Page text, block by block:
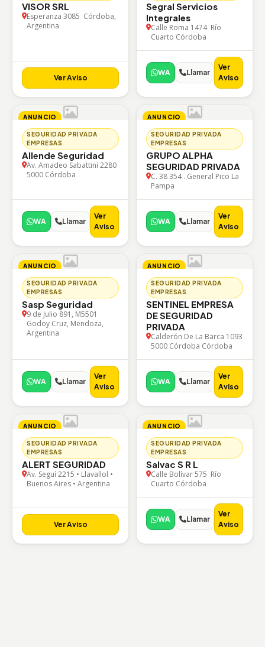
VISOR SRL
Esperanza 3085 Córdoba,
Argentina
Ver Aviso
Segral Servicios
Integrales
Calle Roma 1474 Río
Cuarto Córdoba
WA Llamar
Ver
Aviso
ANUNCIO
SEGURIDAD PRIVADA
EMPRESAS
Allende Seguridad
Av. Amadeo Sabattini 2280
5000 Córdoba
WA Llamar
Ver
Aviso
ANUNCIO
SEGURIDAD PRIVADA
EMPRESAS
GRUPO ALPHA
SEGURIDAD PRIVADA
C. 38 354 . General Pico La
Pampa
WA Llamar
Ver
Aviso
ANUNCIO
SEGURIDAD PRIVADA
EMPRESAS
Sasp Seguridad
9 de Julio 891, M5501
Godoy Cruz, Mendoza,
Argentina
WA Llamar
Ver
Aviso
ANUNCIO
SEGURIDAD PRIVADA
EMPRESAS
SENTINEL EMPRESA
DE SEGURIDAD
PRIVADA
Calderón De La Barca 1093
5000 Córdoba Córdoba
WA Llamar
Ver
Aviso
ANUNCIO
SEGURIDAD PRIVADA
EMPRESAS
ALERT SEGURIDAD
Av. Seguí 2215 • Llavallol •
Buenos Aires • Argentina
Ver Aviso
ANUNCIO
SEGURIDAD PRIVADA
EMPRESAS
Salvac S R L
Calle Bolívar 575 Río
Cuarto Córdoba
WA Llamar
Ver
Aviso